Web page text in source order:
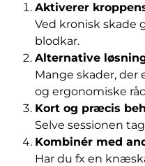
Aktiverer
Ved kronisk skade
blodkar.
Alternative
Mange skader,
og ergonomiske
Kort og præcis
Selve sessionen
Kombinér med
Har du fx en